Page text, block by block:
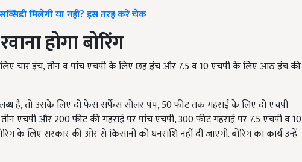
मिलेगी या नहीं? इस तरह करें चेक
होगा बोरिंग
चार इंच, तीन व पांच एचपी के लिए छह इंच और 7.5 व 10 एचपी के लिए आठ इंच की
है, तो उसके लिए दो फेस सर्फेस सोलर पंप, 50 फीट तक गहराई के लिए दो एचपी
एचपी और 200 फीट की गहराई पर पांच एचपी, 300 फीट गहराई पर 7.5 एचपी व 10
के लिए सरकार की ओर से किसानों को धनराशि नहीं दी जाएगी. बोरिंग का कार्य उन्हें